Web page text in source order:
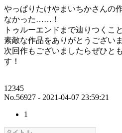
やっぱりたけやまいちかさん
なかった……！
トゥルーエンドまで辿りつくこ
素敵な作品をありがとうござい
次回作もございましたらぜひと
す！
12345
No.56927 - 2021-04-07 23:59:21
1